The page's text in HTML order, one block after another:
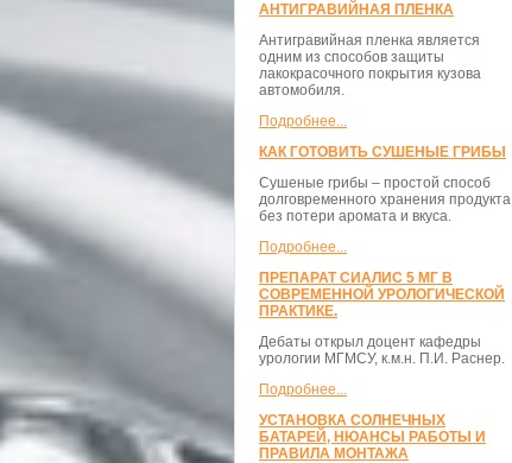
АНТИГРАВИЙНАЯ ПЛЕНКА
Антигравийная пленка является
одним из способов защиты
лакокрасочного покрытия кузова
автомобиля.
Подробнее...
КАК ГОТОВИТЬ СУШЕНЫЕ ГРИБЫ
Сушеные грибы – простой способ
долговременного хранения продукта
без потери аромата и вкуса.
Подробнее...
ПРЕПАРАТ СИАЛИС 5 МГ В
СОВРЕМЕННОЙ УРОЛОГИЧЕСКОЙ
ПРАКТИКЕ.
Дебаты открыл доцент кафедры
урологии МГМСУ, к.м.н. П.И. Раснер.
Подробнее...
УСТАНОВКА СОЛНЕЧНЫХ
БАТАРЕЙ, НЮАНСЫ РАБОТЫ И
ПРАВИЛА МОНТАЖА